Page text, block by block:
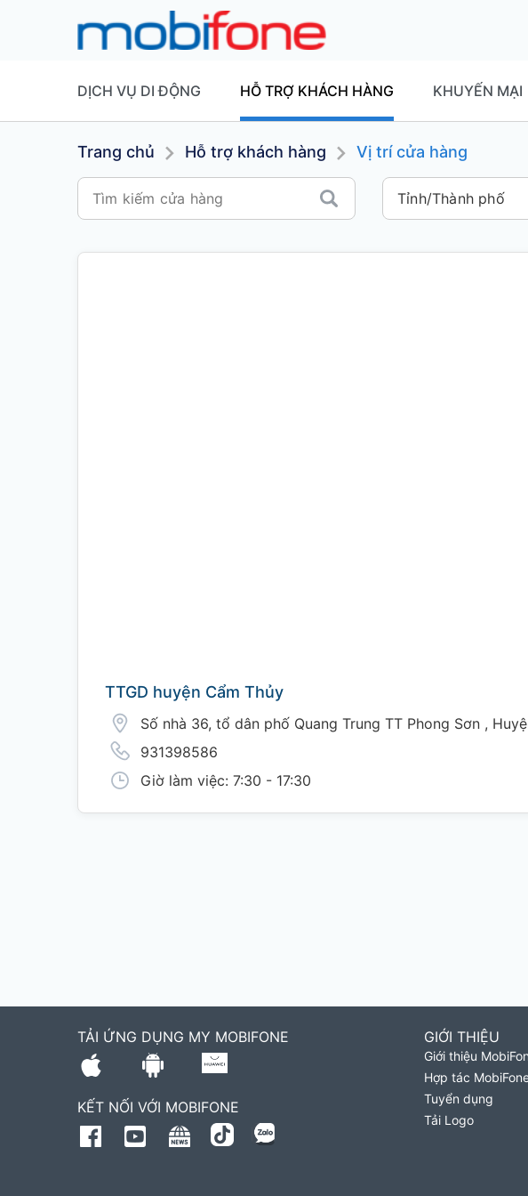
DỊCH VỤ DI ĐỘNG HỖ TRỢ KHÁCH HÀNG KHUYẾN MẠI
Trang chủ Hỗ trợ khách hàng Vị trí cửa hàng
TTGD huyện Cẩm Thủy
Số nhà 36, tổ dân phố Quang Trung TT Phong Sơn ,
931398586
Giờ làm việc: 7:30 - 17:30
TẢI ỨNG DỤNG MY MOBIFONE
KẾT NỐI VỚI MOBIFONE
GIỚI THIỆU
Giới thiệu
Hợp tác
Tuyển dụng
Tải Logo